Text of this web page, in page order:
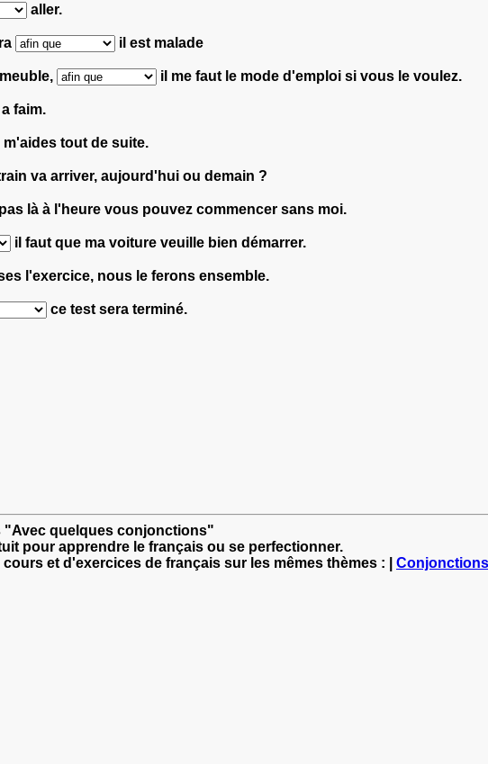
aller.
il est malade
il me faut le mode d'emploi si vous le voulez.
faim.
m'aides tout de suite.
va arriver, aujourd'hui ou demain ?
là à l'heure vous pouvez commencer sans moi.
il faut que ma voiture veuille bien démarrer.
l'exercice, nous le ferons ensemble.
ce test sera terminé.
"Avec quelques conjonctions"
pour apprendre le français ou se perfectionner.
cours et d'exercices de français sur les mêmes thèmes : | Conjonctions